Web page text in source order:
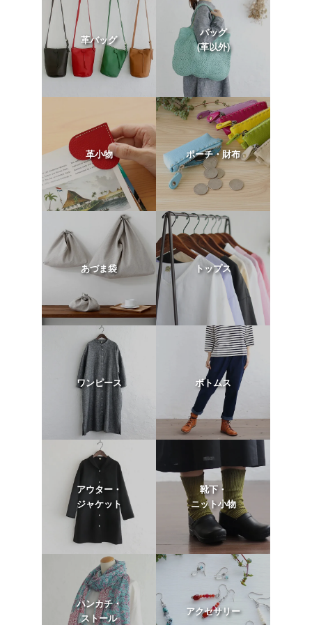
革バッグ
バッグ
(革以外)
革小物 ポーチ・財布
あづま袋 トップス
ワンピース ボトムス
アウター・
ジャケット
靴下・
ニット小物
ハンカチ・
ストール
アクセサリー